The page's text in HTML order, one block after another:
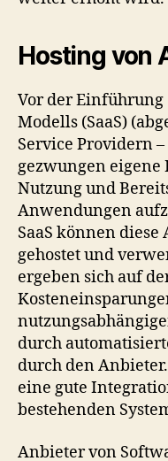
Hosting von
Vor der Einführung
Modells (SaaS)
Service Providern
gezwungen
Nutzung und
Anwendungen
SaaS können
gehostet und
ergeben sich auf
durch
durch den
eine gute
bestehenden
Anbieter von